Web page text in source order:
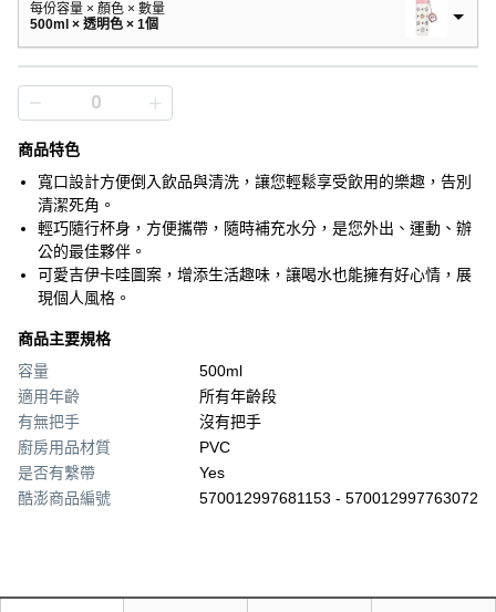
每份容量 × 顏色 × 數量
500ml × 透明色 × 1個
商品特色
寬口設計方便倒入飲品與清洗，讓您輕鬆享受飲用的樂趣，告別
清潔死角。
輕巧隨行杯身，方便攜帶，隨時補充水分，是您外出、運動、辦
公的最佳夥伴。
可愛吉伊卡哇圖案，增添生活趣味，讓喝水也能擁有好心情，展
現個人風格。
商品主要規格
容量
500ml
適用年齡
所有年齡段
有無把手
沒有把手
廚房用品材質
PVC
是否有繫帶
Yes
酷澎商品編號
570012997681153 - 570012997763072